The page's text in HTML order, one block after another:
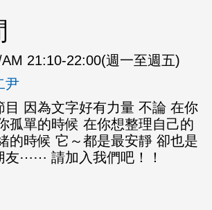
21:10-22:00(週一至週五)
尹
目 因為文字好有力量 不論 在你
孤單的時候 在你想整理自己的
的時候 它～都是最安靜 卻也是
友⋯⋯ 請加入我們吧！！